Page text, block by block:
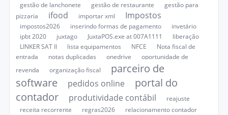
gestão de lanchonete
gestão de restaurante
gestão para
pizzaria
ifood importar xml Impostos
impostos2026 inserindo formas de pagamento
invetário
ipbt 2020
juxtago JuxtaPOS.exe at 007A1111
liberação
LINKER SAT II
lista equipamentos NFCE
Nota fiscal de
entrada
notas duplicadas onedrive
oportunidade de
revenda
organização fiscal
parceiro de
software
pedidos online
portal do
contador
produtividade contábil
reajuste
receita recorrente
regras2026
relacionamento contador